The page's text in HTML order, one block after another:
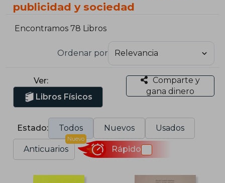
publicidad y sociedad
Encontramos 78 Libros
Ordenar por
Ver:
Libros Físicos
Comparte y
gana dinero
Estado: Todos Nuevos Usados
Anticuarios
Nuevo
Rápido